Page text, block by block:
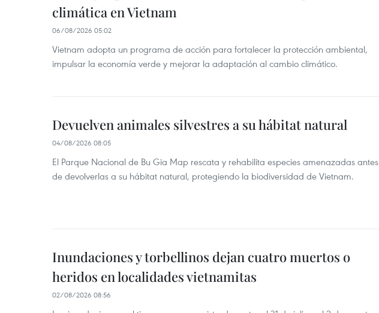
climática en Vietnam
06/08/2026 05:02
Vietnam adopta un programa de acción para fortalecer la protección ambiental,
impulsar la economía verde y mejorar la adaptación al cambio climático.
Devuelven animales silvestres a su hábitat natural
04/08/2026 08:05
El Parque Nacional de Bu Gia Map rescata y rehabilita especies amenazadas antes
de devolverlas a su hábitat natural, protegiendo la biodiversidad de Vietnam.
Inundaciones y torbellinos dejan cuatro muertos o
heridos en localidades vietnamitas
02/08/2026 08:56